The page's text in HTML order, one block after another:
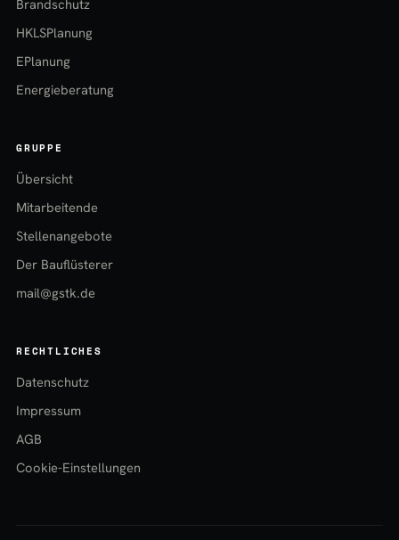
Brandschutz
HKLSPlanung
EPlanung
Energieberatung
GRUPPE
Übersicht
Mitarbeitende
Stellenangebote
Der Bauflüsterer
mail@gstk.de
RECHTLICHES
Datenschutz
Impressum
AGB
Cookie-Einstellungen